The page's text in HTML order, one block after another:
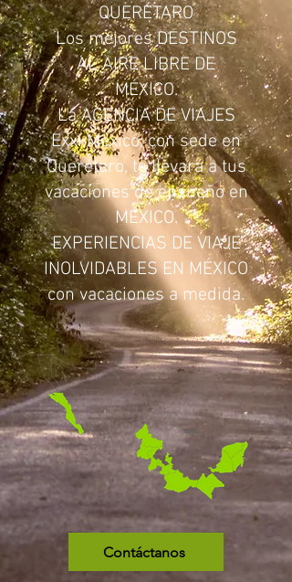
QUERÉTARO
Los mejores DESTINOS
AL AIRE LIBRE DE
MÉXICO.
La AGENCIA DE VIAJES
Exxi Mexico, con sede en
Querétaro, te llevará a tus
vacaciones de ensueño en
MÉXICO.
EXPERIENCIAS DE VIAJE
INOLVIDABLES EN MÉXICO
con vacaciones a medida.
Contáctanos